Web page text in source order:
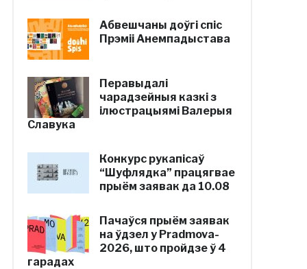
Абвешчаны доўгі спіс
Прэміі Анемпадыстава
Перавыдалі
чарадзейныя казкі з
ілюстрацыямі Валерыя
Славука
Конкурс рукапісаў
“Шуфлядка” працягвае
прыём заявак да 10.08
Пачаўся прыём заявак
на ўдзел у Pradmova-
2026, што пройдзе ў 4
гарадах